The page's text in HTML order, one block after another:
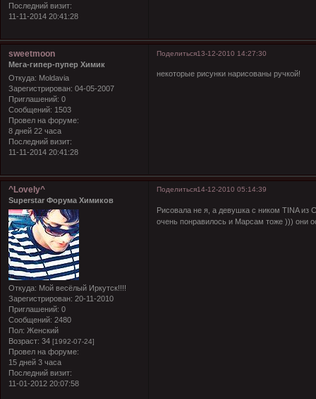
Последний визит:
11-11-2014 20:41:28
Поделиться13-12-2010 14:27:30
sweetmoon
Мега-гипер-пупер Химик
Откуда: Moldavia
Зарегистрирован: 04-05-2007
Приглашений: 0
Сообщений: 1503
Провел на форуме:
8 дней 22 часа
Последний визит:
11-11-2014 20:41:28
некоторые рисунки нарисованы ручкой!
Поделиться14-12-2010 05:14:39
^Lovely^
Superstar Форума Химиков
Откуда: Мой весёлый Иркутск!!!!
Зарегистрирован: 20-11-2010
Приглашений: 0
Сообщений: 2480
Пол: Женский
Возраст: 34 [1992-07-24]
Провел на форуме:
15 дней 3 часа
Последний визит:
11-01-2012 20:07:58
Рисовала не я, а девушка с ником TINA из
очень понравилось и Марсам тоже ))) они